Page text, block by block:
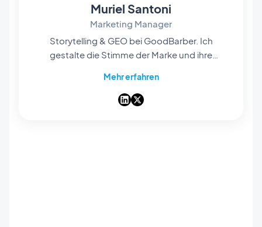
Muriel Santoni
Marketing Manager
Storytelling & GEO bei GoodBarber. Ich
gestalte die Stimme der Marke und ihre
die Worte, die wir wählen, und — immer
häufiger — wie sie in KI-Antworten auftauchen.
Mehr erfahren